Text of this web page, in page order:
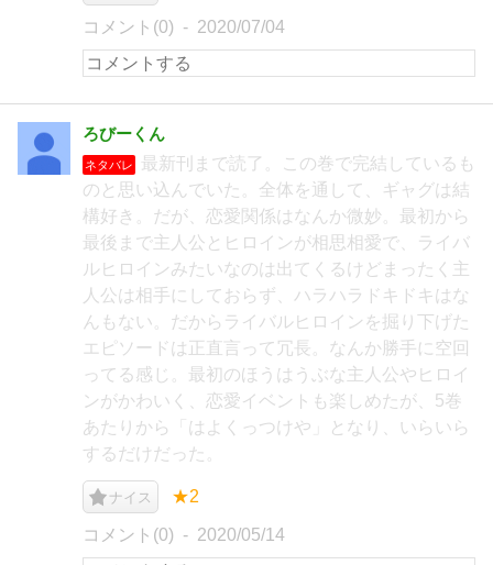
コメント(0) 2020/07/04
ろびーくん
ネタバレ
最新刊まで読了。この巻で完結しているも
のと思い込んでいた。全体を通して、ギャグは結
構好き。だが、恋愛関係はなんか微妙。最初から
最後まで主人公とヒロインが相思相愛で、ライバ
ルヒロインみたいなのは出てくるけどまったく主
人公は相手にしておらず、ハラハラドキドキはな
んもない。だからライバルヒロインを掘り下げた
エピソードは正直言って冗長。なんか勝手に空回
ってる感じ。最初のほうはうぶな主人公やヒロイ
ンがかわいく、恋愛イベントも楽しめたが、5巻
あたりから「はよくっつけや」となり、いらいら
するだけだった。
ナイス ★2
コメント(0) 2020/05/14